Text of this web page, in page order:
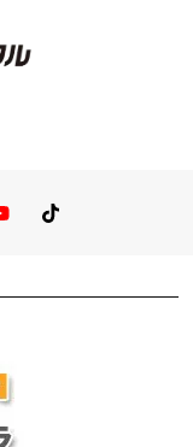
You TubeTikTok